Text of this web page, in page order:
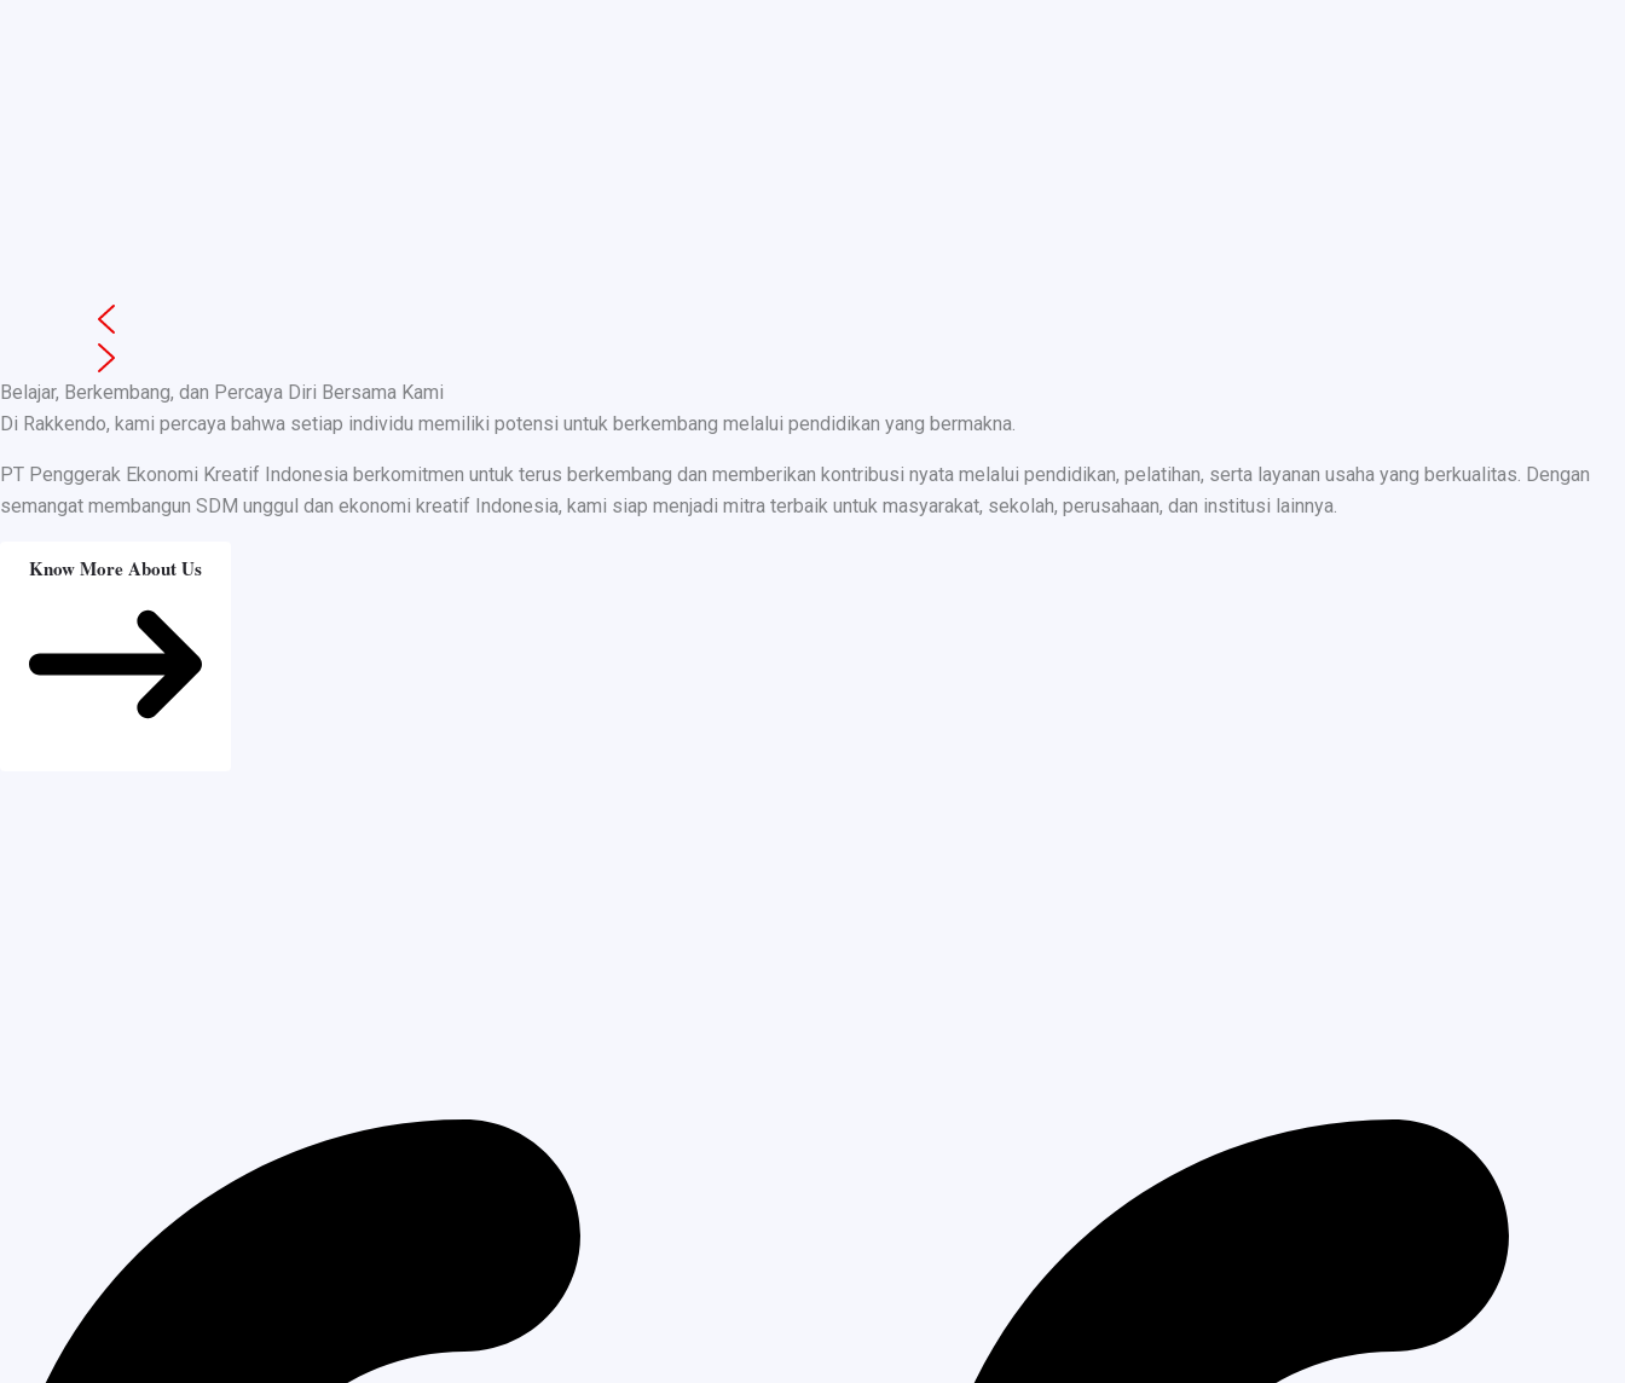
Belajar, Berkembang, dan Percaya Diri Bersama Kami
Di Rakkendo, kami percaya bahwa setiap individu memiliki potensi untuk berkembang melalui pendidikan yang bermakna.
PT Penggerak Ekonomi Kreatif Indonesia berkomitmen untuk terus berkembang dan memberikan kontribusi nyata melalui pendidikan, pelatihan, serta layanan usaha yang berkualitas. Dengan
semangat membangun SDM unggul dan ekonomi kreatif Indonesia, kami siap menjadi mitra terbaik untuk masyarakat, sekolah, perusahaan, dan institusi lainnya.
Know More About Us